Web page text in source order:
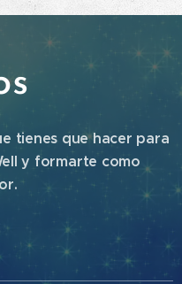
tienes que hacer para
y formarte como